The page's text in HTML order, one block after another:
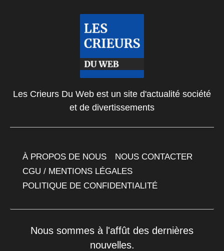
Les Crieurs Du Web est un site d'actualité société
et de divertissements
À PROPOS DE NOUS
NOUS CONTACTER
CGU / MENTIONS LÉGALES
POLITIQUE DE CONFIDENTIALITÉ
Nous sommes à l'affût des dernières
nouvelles.